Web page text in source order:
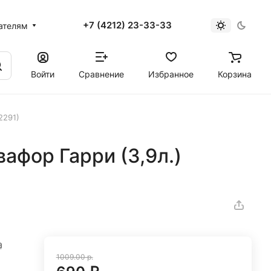
+7 (4212) 23-33-33
Войти
Сравнение Избранное Корзина
Гарри (3,9л.)
1009.00 р.